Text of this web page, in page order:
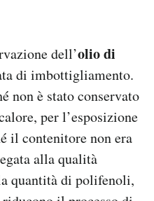
dell’olio di
di imbottigliamento.
non è stato conservato
per l’esposizione
il contenitore non era
alla qualità
quantità di polifenoli,